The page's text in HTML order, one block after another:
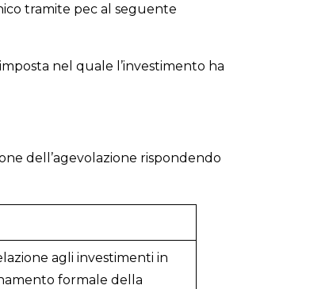
tramite pec al seguente
nel quale l’investimento ha
dell’agevolazione rispondendo
agli investimenti in
formale della